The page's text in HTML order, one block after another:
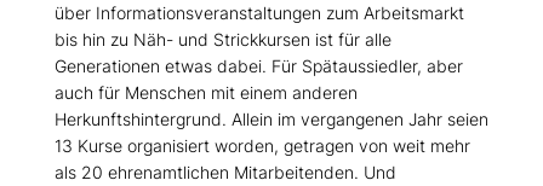
über Informationsveranstaltungen zum Arbeitsmarkt
bis hin zu Näh- und Strickkursen ist für alle
Generationen etwas dabei. Für Spätaussiedler, aber
auch für Menschen mit einem anderen
Herkunftshintergrund. Allein im vergangenen Jahr seien
13 Kurse organisiert worden, getragen von weit mehr
als 20 ehrenamtlichen Mitarbeitenden. Und